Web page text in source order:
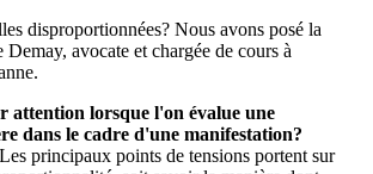
disproportionnées? Nous avons posé la
avocate et chargée de cours à
attention lorsque l'on évalue une
dans le cadre d'une manifestation?
Les principaux points de tensions portent sur